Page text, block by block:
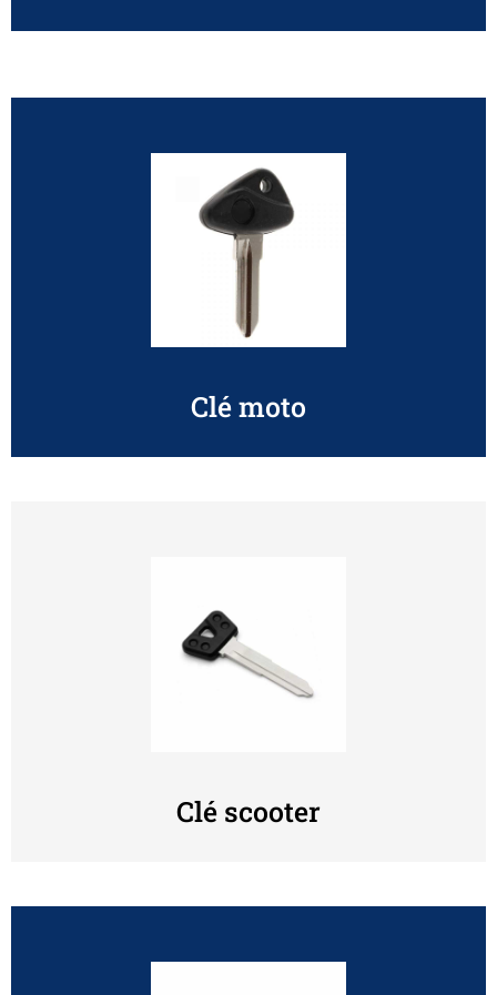
Clé moto
Clé scooter